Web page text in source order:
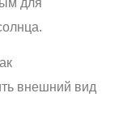
внешний вид